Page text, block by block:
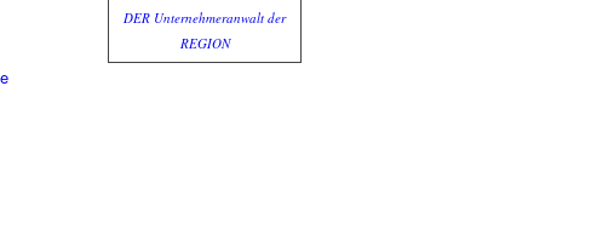
DER Unternehmeranwalt der
REGION